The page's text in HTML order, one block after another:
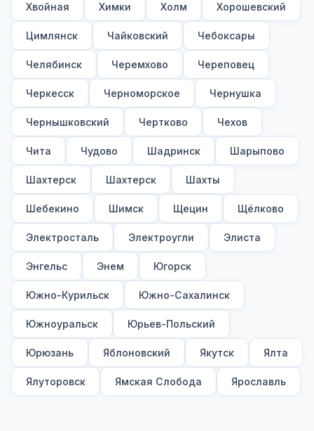
Хвойная Химки Холм Хорошевский
Цимлянск Чайковский Чебоксары
Челябинск Черемхово Череповец
Черкесск Черноморское Чернушка
Чернышковский Чертково Чехов
Чита Чудово Шадринск Шарыпово
Шахтерск Шахтерск Шахты
Шебекино Шимск Щецин Щёлково
Электросталь Электроугли Элиста
Энгельс Энем Югорск
Южно-Курильск Южно-Сахалинск
Южноуральск Юрьев-Польский
Юрюзань Яблоновский Якутск Ялта
Ялуторовск Ямская Слобода Ярославль